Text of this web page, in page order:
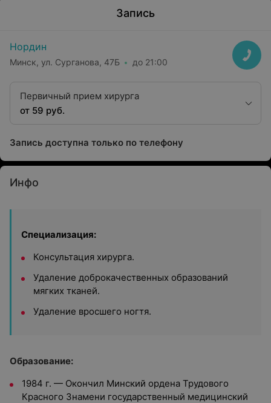
Запись
Нордин
Минск, ул. Сурганова, 47Б до 21:00
Первичный прием хирурга
от 59 руб.
Запись доступна только по телефону
Инфо
Специализация:
Консультация хирурга.
Удаление доброкачественных образований
мягких тканей.
Удаление вросшего ногтя.
Образование:
1984 г. — Окончил Минский ордена Трудового
Красного Знамени государственный медицинский